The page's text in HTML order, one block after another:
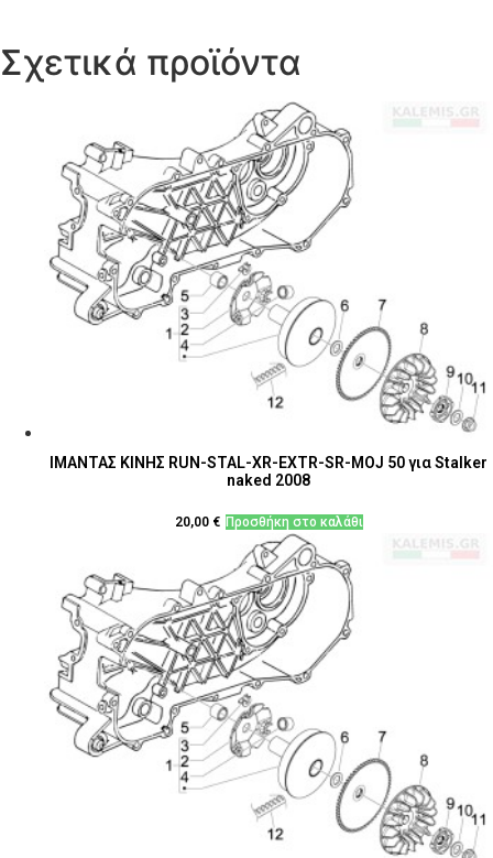
Σχετικά προϊόντα
ΙΜΑΝΤΑΣ ΚΙΝΗΣ RUN-STAL-XR-EXTR-SR-MOJ 50 για Stalker
naked 2008
20,00 € Προσθήκη στο καλάθι